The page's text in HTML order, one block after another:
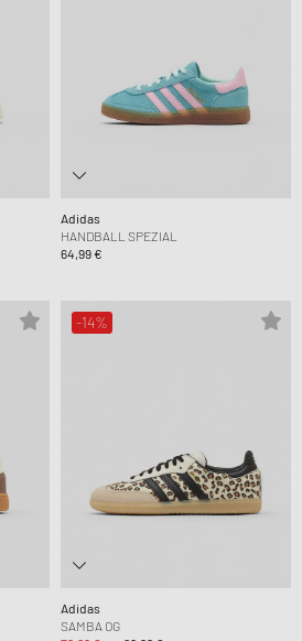
Adidas
HANDBALL SPEZIAL
64,99 €
-14%
Adidas
SAMBA OG